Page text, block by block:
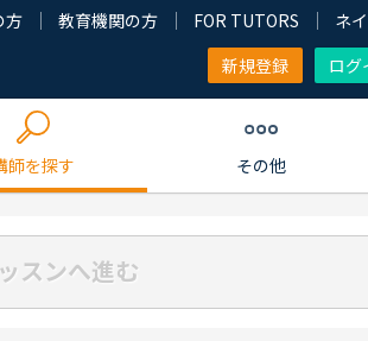
方 教育機関の方 FOR TUTORS
ネ
新規登録
ログ
師を探す その他
スンへ進む